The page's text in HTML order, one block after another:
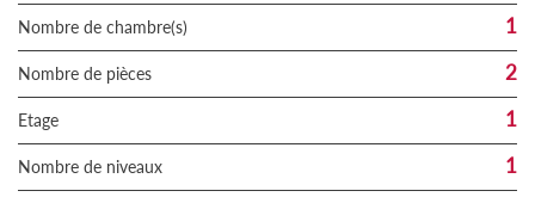
Nombre de chambre(s) 1
Nombre de pièces 2
Etage 1
Nombre de niveaux 1